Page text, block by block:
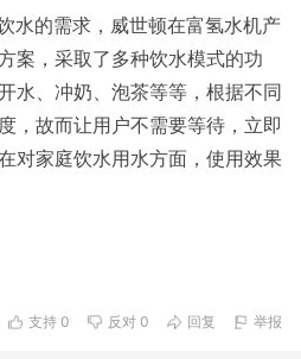
水的需求，威世顿在富氢水机产
案，采取了多种饮水模式的功
水、冲奶、泡茶等等，根据不同
，故而让用户不需要等待，立即
对家庭饮水用水方面，使用效果
支持 0 反对 0 回复 举报